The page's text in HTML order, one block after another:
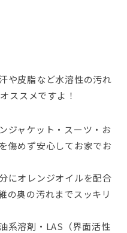
や皮脂など水溶性の汚れ
ススメですよ！
ジャケット・スーツ・お
傷めず安心してお家でお
にオレンジオイルを配合
の奥の汚れまでスッキリ
系溶剤・LAS（界面活性